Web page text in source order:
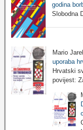
godina
Slobodna
Mario
uporaba
Hrvatski
povijest: